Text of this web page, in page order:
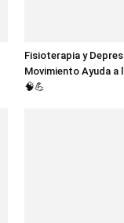
Fisioterapia y
Movimiento Ayuda a
🧠💪